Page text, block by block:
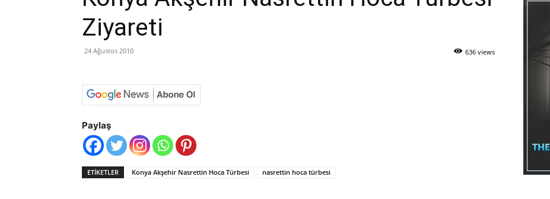
Ziyareti
24 Ağustos 2010 636 views
Paylaş
ETIKETLER Konya Akşehir Nasrettin Hoca Türbesi nasrettin hoca türbesi